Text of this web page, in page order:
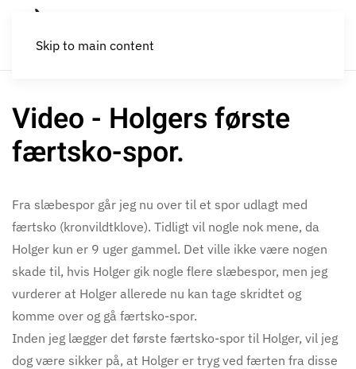
Skip to main content
Video - Holgers første
færtsko-spor.
Fra slæbespor går jeg nu over til et spor udlagt med
færtsko (kronvildtklove). Tidligt vil nogle nok mene, da
Holger kun er 9 uger gammel. Det ville ikke være nogen
skade til, hvis Holger gik nogle flere slæbespor, men jeg
vurderer at Holger allerede nu kan tage skridtet og
komme over og gå færtsko-spor.
Inden jeg lægger det første færtsko-spor til Holger, vil jeg
dog være sikker på, at Holger er tryg ved færten fra disse